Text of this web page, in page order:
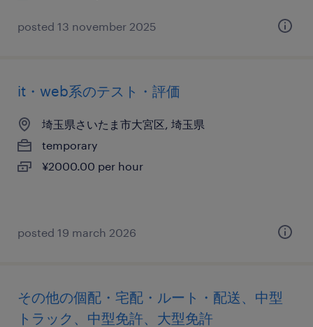
posted 13 november 2025
it・web系のテスト・評価
埼玉県さいたま市大宮区, 埼玉県
temporary
¥2000.00 per hour
posted 19 march 2026
その他の個配・宅配・ルート・配送、中型
トラック、中型免許、大型免許